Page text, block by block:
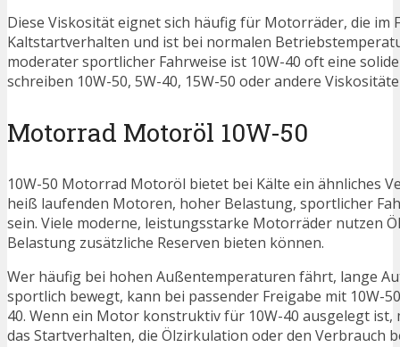
Diese Viskosität eignet sich häufig für Motorräder, die im
Kaltstartverhalten und ist bei normalen
moderater sportlicher Fahrweise ist 10W-40 oft eine
schreiben 10W-50, 5W-40, 15W-50 oder andere
Motorrad Motoröl 10W-50
10W-50 Motorrad Motoröl bietet bei Kälte ein ähnliches
heiß laufenden Motoren, hoher Belastung, sportlicher
sein. Viele moderne, leistungsstarke Motorräder nutzen
Belastung zusätzliche Reserven bieten können.
Wer häufig bei hohen Außentemperaturen fährt, lange
sportlich bewegt, kann bei passender Freigabe mit 10W-
40. Wenn ein Motor konstruktiv für 10W-40 ausgelegt
das Startverhalten, die Ölzirkulation oder den Verbrauch